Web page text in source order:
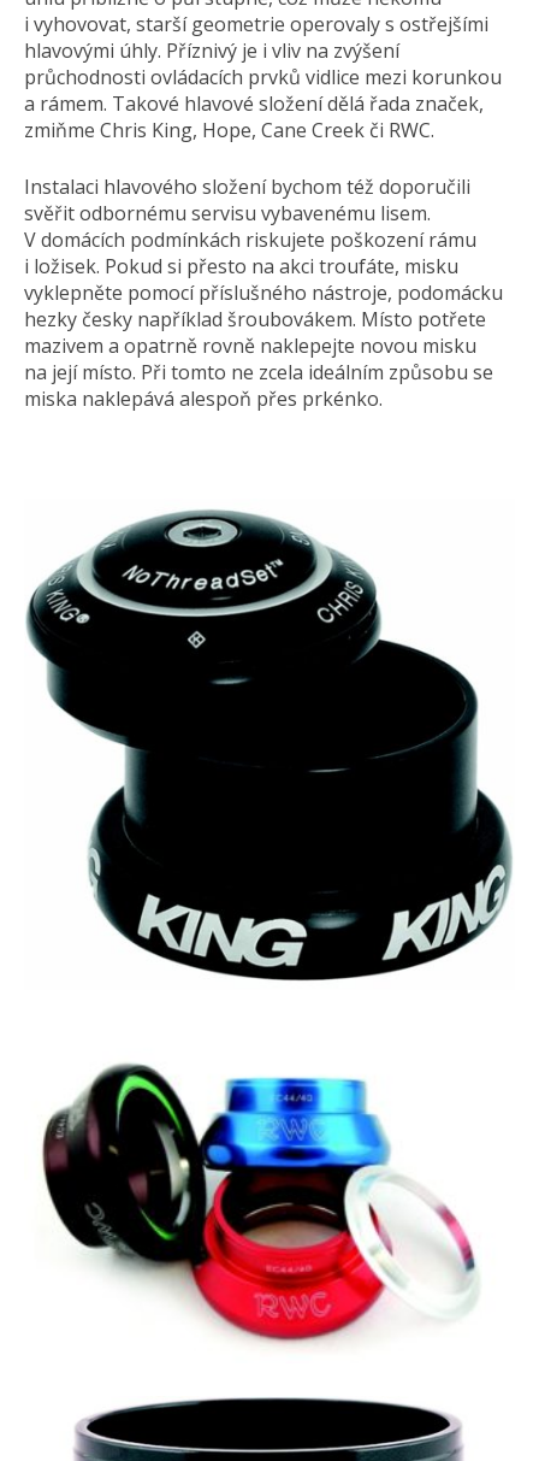
i vyhovovat, starší geometrie operovaly s ostřejšími
hlavovými úhly. Příznivý je i vliv na zvýšení
průchodnosti ovládacích prvků vidlice mezi korunkou
a rámem. Takové hlavové složení dělá řada značek,
zmiňme Chris King, Hope, Cane Creek či RWC.
Instalaci hlavového složení bychom též doporučili
svěřit odbornému servisu vybavenému lisem.
V domácích podmínkách riskujete poškození rámu
i ložisek. Pokud si přesto na akci troufáte, misku
vyklepněte pomocí příslušného nástroje, podomácku
hezky česky například šroubovákem. Místo potřete
mazivem a opatrně rovně naklepejte novou misku
na její místo. Při tomto ne zcela ideálním způsobu se
miska naklepává alespoň přes prkénko.